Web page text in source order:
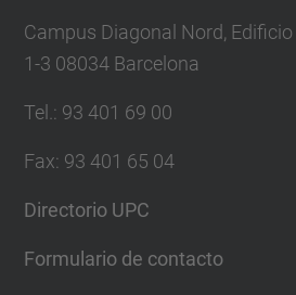
Campus Diagonal Nord, Edificio
1-3 08034 Barcelona
Tel. : 93 401 69 00
Fax: 93 401 65 04
Directorio UPC
Formulario de contacto